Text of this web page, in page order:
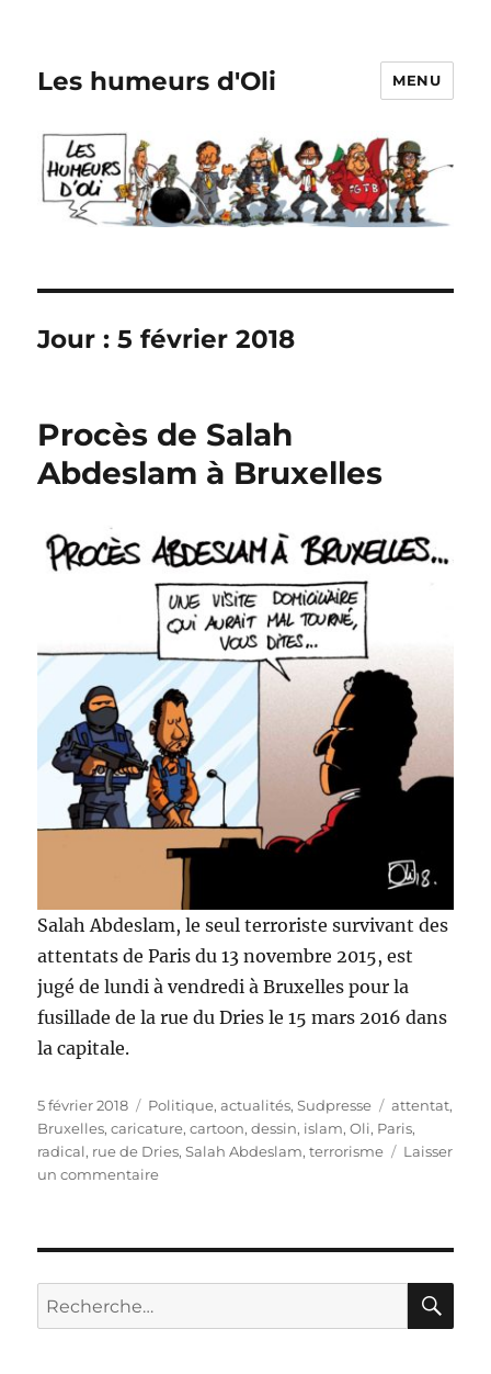
Les humeurs d'Oli MENU
Jour :5 février 2018
Procès de Salah
Abdeslam à Bruxelles
Salah Abdeslam, le seul terroriste survivant des
attentats de Paris du 13 novembre 2015, est
jugé de lundi à vendredi à Bruxelles pour la
fusillade de la rue du Dries le 15 mars 2016 dans
la capitale.
Publié
le
5 février 2018 Catégories
Politique, actualités,Sudpresse Étiquettes
attentat,
Bruxelles,caricature,cartoon,dessin, islam,Oli, Paris,
radical, rue de Dries,Salah Abdeslam,terrorisme
Laisser
un commentairesur
à
Recherche
pour :